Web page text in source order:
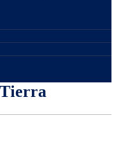
Tierra